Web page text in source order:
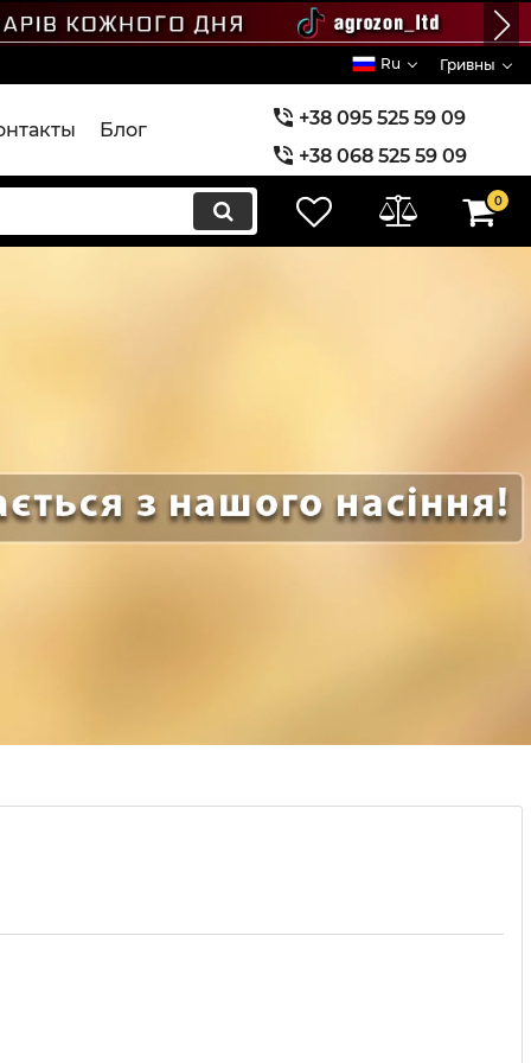
Ru Гривны
Блог
+38 095 525 59 09
+38 068 525 59 09
+38 073 525 59 09
0